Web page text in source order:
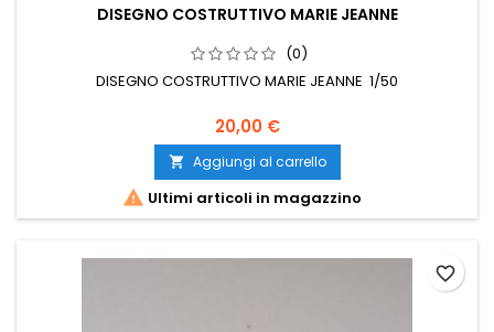
DISEGNO COSTRUTTIVO MARIE JEANNE
(0)
DISEGNO COSTRUTTIVO MARIE JEANNE 1/50
20,00 €
 Aggiungi al carrello
 Ultimi articoli in magazzino
favorite_border